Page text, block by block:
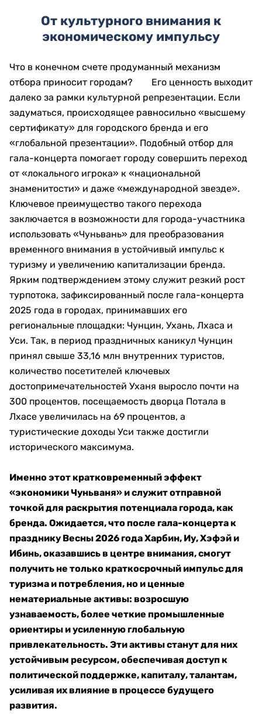
От культурного внимания к
экономическому импульсу
Что в конечном счете продуманный механизм
отбора приносит городам? Его ценность выходит
далеко за рамки культурной репрезентации. Если
задуматься, происходящее равносильно «высшему
сертификату» для городского бренда и его
«глобальной презентации». Подобный отбор для
гала-концерта помогает городу совершить переход
от «локального игрока» к «национальной
знаменитости» и даже «международной звезде».
Ключевое преимущество такого перехода
заключается в возможности для города-участника
использовать «Чуньвань» для преобразования
временного внимания в устойчивый импульс к
туризму и увеличению капитализации бренда.
Ярким подтверждением этому служит резкий рост
турпотока, зафиксированный после гала-концерта
2025 года в городах, принимавших его
региональные площадки: Чунцин, Ухань, Лхаса и
Уси.​ Так, в период праздничных каникул Чунцин
принял свыше 33,16 млн внутренних туристов,
количество посетителей ключевых
достопримечательностей Уханя выросло почти на
300 процентов, посещаемость дворца Потала в
Лхасе увеличилась на 69 процентов, а
туристические доходы Уси также достигли
исторического максимума.
Именно этот кратковременный эффект
«экономики Чуньваня»​ и служит отправной
точкой для раскрытия потенциала города, как
бренда. Ожидается, что после гала-концерта к
празднику Весны 2026 года Харбин, Иу, Хэфэй и
Ибинь, оказавшись в центре внимания, смогут
получить не только краткосрочный импульс для
туризма и потребления, но и ценные
нематериальные активы: возросшую
узнаваемость, более четкие промышленные
ориентиры​ и усиленную глобальную
привлекательность. Эти активы​ станут для них
устойчивым ресурсом, обеспечивая доступ к
политической поддержке, капиталу, талантам,
усиливая их влияние в процессе будущего
развития.